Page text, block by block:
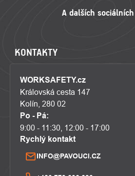
KONTAKTY
WORKSAFETY.cz
Královská cesta 147
Kolín, 280 02
Po - Pá:
9:00 - 11:30, 12:00 - 17:00
Rychlý kontakt
INFO@PAVOUCI.CZ